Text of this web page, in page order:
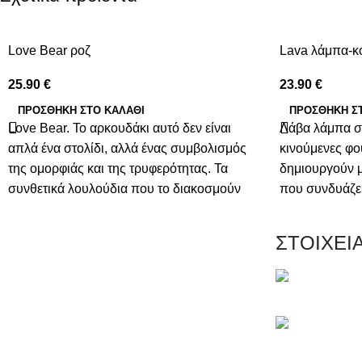
Love Bear ροζ
25.90 €
ΠΡΟΣΘΉΚΗ ΣΤΟ ΚΑΛΆΘΙ
Love Bear. Το αρκουδάκι αυτό δεν είναι
απλά ένα στολίδι, αλλά ένας συμβολισμός
της ομορφιάς και της τρυφερότητας. Τα
συνθετικά λουλούδια που το διακοσμούν
Lava λάμπα-
23.90 €
ΠΡΟΣΘΉΚΗ
Λάβα λάμπα
κινούμενες
δημιουργούν
που
γραφείο ή